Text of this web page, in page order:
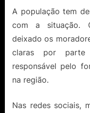
A população tem
com a situação.
deixado os
claras por parte
responsável pelo
na região.
Nas redes sociais,